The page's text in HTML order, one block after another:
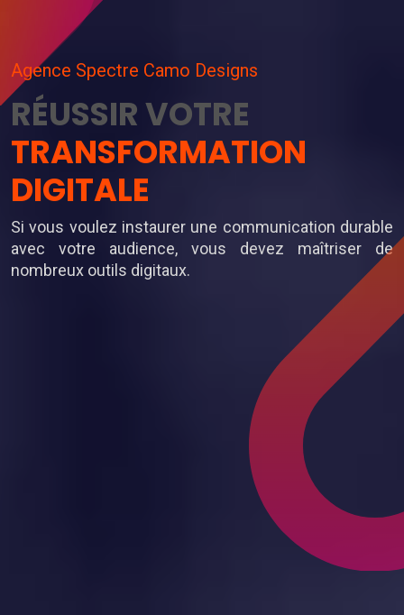
Agence Spectre Camo Designs
RÉUSSIR VOTRE
TRANSFORMATION
DIGITALE
Si vous voulez instaurer une communication durable
avec votre audience, vous devez maîtriser de
nombreux outils digitaux.